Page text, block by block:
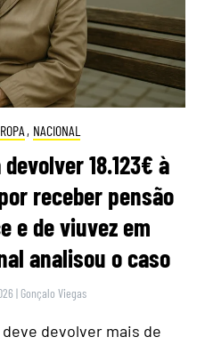
, NACIONAL
18.123€ à
receber pensão
e de viuvez em
analisou o caso
| Gonçalo Viegas
devolver mais de